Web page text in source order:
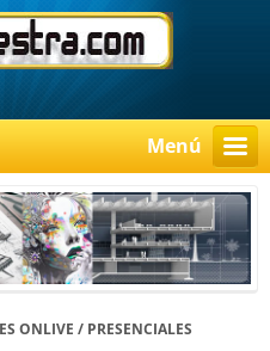
Menú
ONLIVE / PRESENCIALES